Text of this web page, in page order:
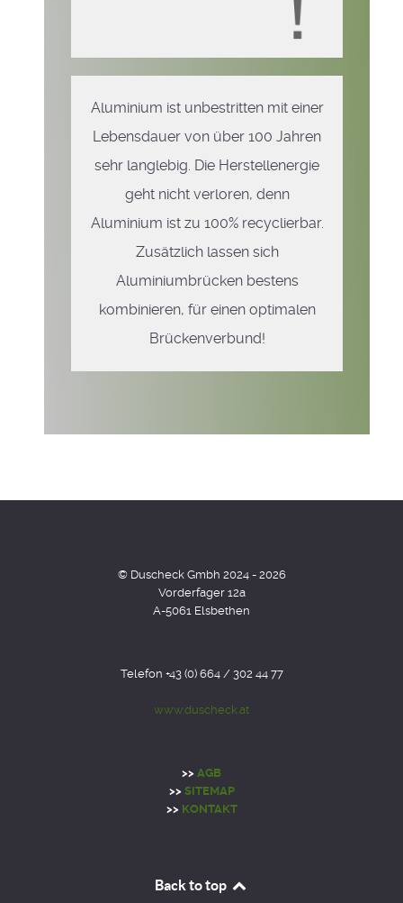
Aluminium ist unbestritten mit einer
Lebensdauer von über 100 Jahren
sehr langlebig. Die Herstellenergie
geht nicht verloren, denn
Aluminium ist zu 100% recyclierbar.
Zusätzlich lassen sich
Aluminiumbrücken bestens
kombinieren, für einen optimalen
Brückenverbund!
© Duscheck Gmbh 2024 - 2026
Vorderfager 12a
A-5061 Elsbethen
Telefon +43 (0) 664 / 302 44 77
www.duscheck.at
>> AGB
>> SITEMAP
>> KONTAKT
Back to top